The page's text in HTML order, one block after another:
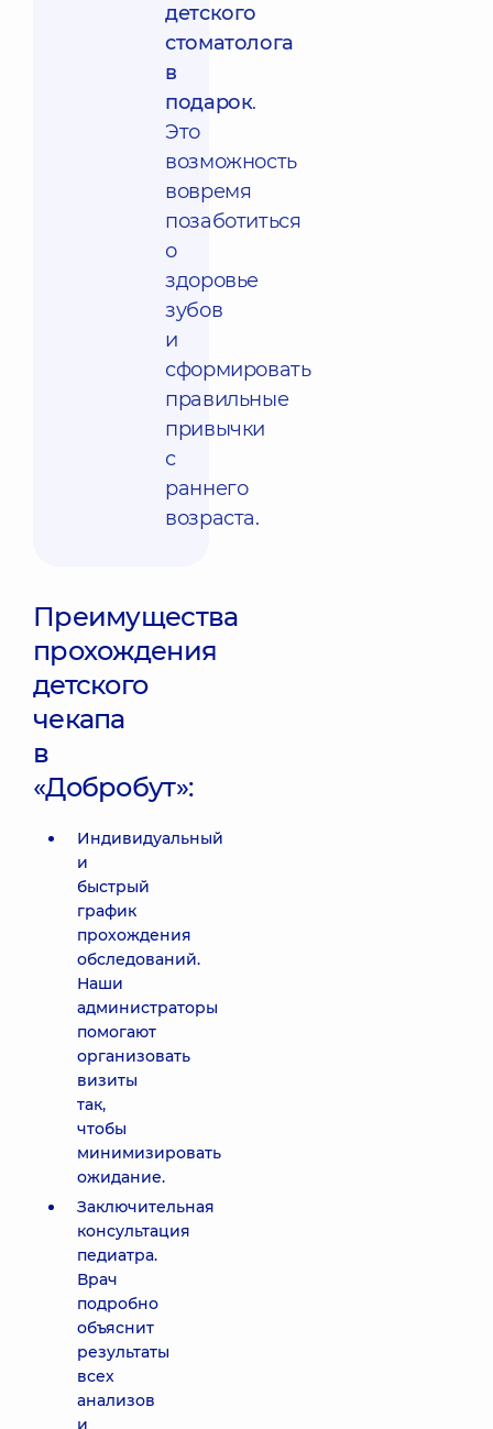
детского
стоматолога
в
подарок.
Это
возможность
вовремя
позаботиться
о
здоровье
зубов
и
сформировать
правильные
привычки
с
раннего
возраста.
Преимущества
прохождения
детского
чекапа
в
«Добробут»:
Индивидуальный
и
быстрый
график
прохождения
обследований.
Наши
администраторы
помогают
организовать
визиты
так,
чтобы
минимизировать
ожидание.
Заключительная
консультация
педиатра.
Врач
подробно
объяснит
результаты
всех
анализов
и